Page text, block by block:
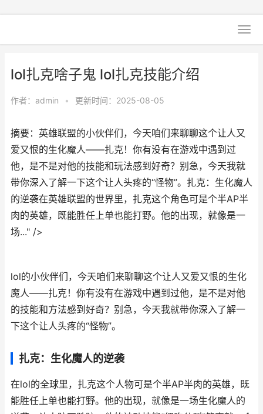
lol扎克啥子鬼 lol扎克技能介绍
作者： admin • 更新时间：2025-08-05
摘要：英雄联盟的小伙伴们，今天咱们来聊聊这个让人又
爱又恨的生化魔人——扎克！你有没有在游戏中遇到过
他，是不是对他的技能和玩法感到好奇？别急，今天我就
带你深入了解一下这个让人头疼的“怪物”。扎克：生化魔人
的逆袭在英雄联盟的世界里，扎克这个角色可是个半AP半
肉的英雄，既能胜任上单也能打野。他的出现，就像是一
场..." />
lol的小伙伴们，今天咱们来聊聊这个让人又爱又恨的生化
魔人——扎克！你有没有在游戏中遇到过他，是不是对他
的技能和方法感到好奇？别急，今天我就带你深入了解一
下这个让人头疼的“怪物”。
扎克：生化魔人的逆袭
在lol的全球里，扎克这个人物可是个半AP半肉的英雄，既
能胜任上单也能打野。他的出现，就像是一场生化魔人的